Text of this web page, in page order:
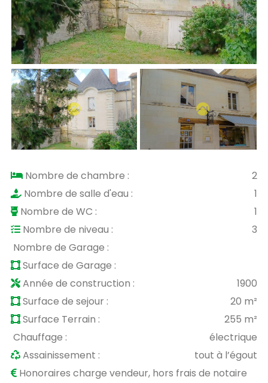
Nombre de chambre :
2
Nombre de salle d'eau :
1
Nombre de WC :
1
Nombre de niveau :
3
Nombre de Garage :
Surface de Garage :
Année de construction :
1900
Surface de sejour :
20 m²
Surface Terrain :
255 m²
Chauffage :
électrique
Assainissement :
tout à l’égout
Honoraires charge vendeur, hors frais de notaire